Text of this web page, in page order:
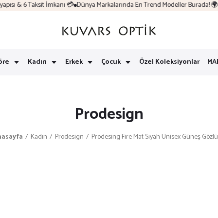
& 6 Taksit İmkanı 💳 Dünya Markalarında En Trend Modeller Burada! 🌍
Kadın Erkek Çocuk Özel Koleksiyonlar
Prodesign
Kadın Prodesign Prodesing Fire Mat Siyah Unisex Güneş